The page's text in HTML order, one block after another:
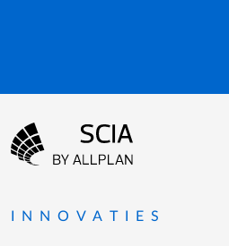
Footer-menu
INNOVATIES